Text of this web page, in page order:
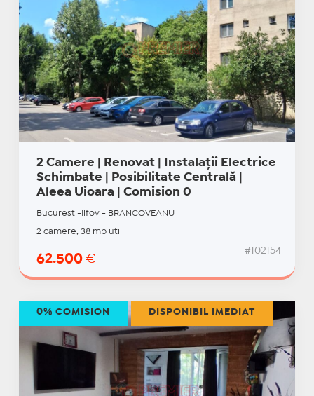
2 Camere | Renovat | Instalații Electrice
Schimbate | Posibilitate Centrală |
Aleea Uioara | Comision 0
Bucuresti-Ilfov - BRANCOVEANU
2 camere, 38 mp utili
62.500 €
#102154
0% COMISION DISPONIBIL IMEDIAT